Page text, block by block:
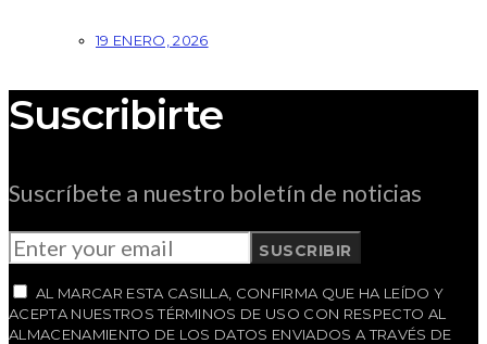
19 ENERO, 2026
Suscribirte
Suscríbete a nuestro boletín de noticias
SUSCRIBIR
AL MARCAR ESTA CASILLA, CONFIRMA QUE HA LEÍDO Y
ACEPTA NUESTROS TÉRMINOS DE USO CON RESPECTO AL
ALMACENAMIENTO DE LOS DATOS ENVIADOS A TRAVÉS DE